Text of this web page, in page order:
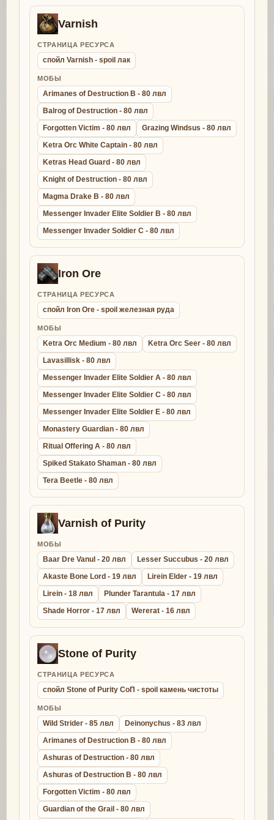
Varnish
СТРАНИЦА РЕСУРСА
спойл Varnish - spoil лак
МОБЫ
Arimanes of Destruction B - 80 лвл
Balrog of Destruction - 80 лвл
Forgotten Victim - 80 лвл
Grazing Windsus - 80 лвл
Ketra Orc White Captain - 80 лвл
Ketras Head Guard - 80 лвл
Knight of Destruction - 80 лвл
Magma Drake B - 80 лвл
Messenger Invader Elite Soldier B - 80 лвл
Messenger Invader Soldier C - 80 лвл
Iron Ore
СТРАНИЦА РЕСУРСА
спойл Iron Ore - spoil железная руда
МОБЫ
Ketra Orc Medium - 80 лвл
Ketra Orc Seer - 80 лвл
Lavasillisk - 80 лвл
Messenger Invader Elite Soldier A - 80 лвл
Messenger Invader Elite Soldier C - 80 лвл
Messenger Invader Elite Soldier E - 80 лвл
Monastery Guardian - 80 лвл
Ritual Offering A - 80 лвл
Spiked Stakato Shaman - 80 лвл
Tera Beetle - 80 лвл
Varnish of Purity
МОБЫ
Baar Dre Vanul - 20 лвл
Lesser Succubus - 20 лвл
Akaste Bone Lord - 19 лвл
Lirein Elder - 19 лвл
Lirein - 18 лвл
Plunder Tarantula - 17 лвл
Shade Horror - 17 лвл
Wererat - 16 лвл
Stone of Purity
СТРАНИЦА РЕСУРСА
спойл Stone of Purity СоП - spoil камень чистоты
МОБЫ
Wild Strider - 85 лвл
Deinonychus - 83 лвл
Arimanes of Destruction B - 80 лвл
Ashuras of Destruction - 80 лвл
Ashuras of Destruction B - 80 лвл
Forgotten Victim - 80 лвл
Guardian of the Grail - 80 лвл